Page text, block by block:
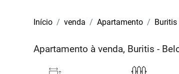
Início venda Apartamento Buritis
Apartamento à venda, Buritis -